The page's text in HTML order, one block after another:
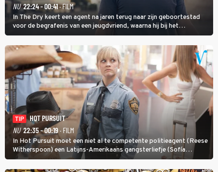
NU 22:24 - 00:41· FILM
In The Dry keert een agent na jaren terug naar zijn geboortestad
voor de begrafenis van een jeugdvriend, waarna hij bij het
onderzoeken van diens dood een verband begint te vermoeden
met een oude zaak.
TIP
HOT PURSUIT
NU 22:35 - 00:19· FILM
In Hot Pursuit moet een niet al te competente politieagent (Reese
Witherspoon) een Latijns-Amerikaans gangsterliefje (Sofía
Vergara) beschermen tegen corrupte agenten en moordlustige
maffiatypes.